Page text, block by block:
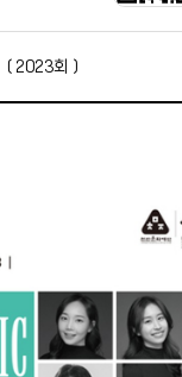
( 2023회 )